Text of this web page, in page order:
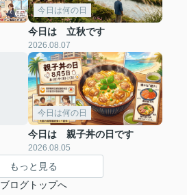
今日は何の日
今日は 立秋です
2026.08.07
今日は何の日
今日は 親子丼の日です
2026.08.05
もっと見る
ブログトップへ